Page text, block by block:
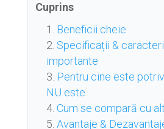
Cuprins
Beneficii cheie
Specificații &
importante
Pentru cine este
NU este
Cum se compară cu
Avantaje &